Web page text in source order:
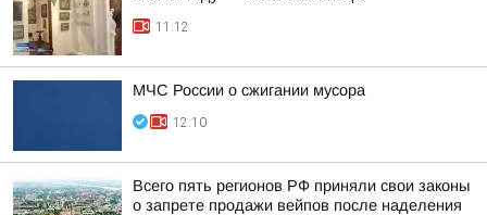
11:12
МЧС России о сжигании мусора
12:10
Всего пять регионов РФ приняли свои законы
о запрете продажи вейпов после наделения